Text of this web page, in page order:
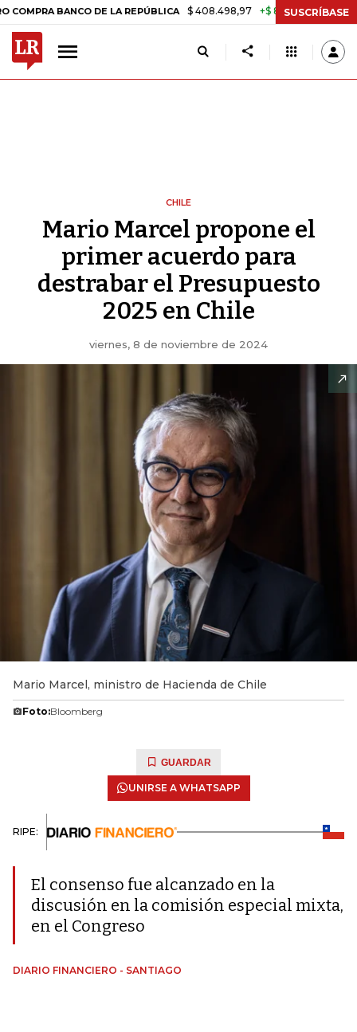
BANCO DE LA REPÚBLICA $ 408.498,97 +$ 8.753,81 +2,19% TASA
SUSCRÍBASE
CHILE
Mario Marcel propone el
primer acuerdo para
destrabar el Presupuesto
2025 en Chile
viernes, 8 de noviembre de 2024
Mario Marcel, ministro de Hacienda de Chile
Foto:Bloomberg
GUARDAR
UNIRSE A WHATSAPP
RIPE:
El consenso fue alcanzado en la
discusión en la comisión especial mixta,
en el Congreso
DIARIO FINANCIERO - SANTIAGO